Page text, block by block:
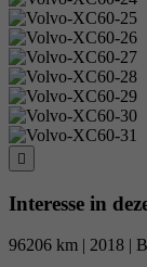
Interesse in
96206 km | 2018 |